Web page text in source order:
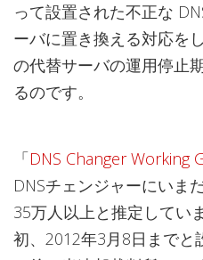
って設置された不正な
ーバに置き換える対応を
の代替サーバの運用停止
るのです。
「DNS Changer Working
DNSチェンジャーにいま
35万人以上と推定してい
初、2012年3月8日までと